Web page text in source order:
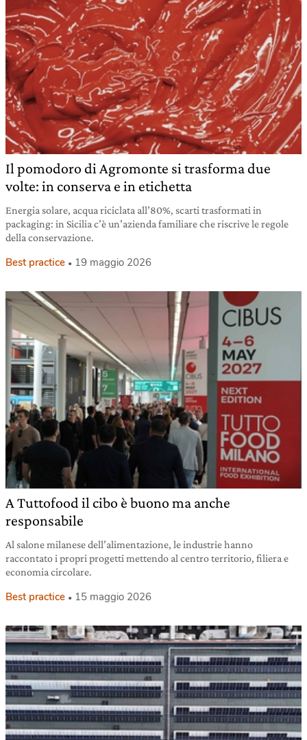
Il pomodoro di Agromonte si trasforma due
volte: in conserva e in etichetta
Energia solare, acqua riciclata all’80%, scarti trasformati in
packaging: in Sicilia c’è un’azienda familiare che riscrive le regole
della conservazione.
Best practice 19 maggio 2026
A Tuttofood il cibo è buono ma anche
responsabile
Al salone milanese dell’alimentazione, le industrie hanno
raccontato i propri progetti mettendo al centro territorio, filiera e
economia circolare.
Best practice 15 maggio 2026